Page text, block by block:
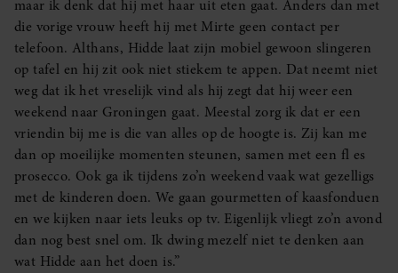
maar ik denk dat hij met haar uit eten gaat. Anders dan met
die vorige vrouw heeft hij met Mirte geen contact per
telefoon. Althans, Hidde laat zijn mobiel gewoon slingeren
op tafel en hij zit ook niet stiekem te appen. Dat neemt niet
weg dat ik het vreselijk vind als hij zegt dat hij weer een
weekend naar Groningen gaat. Meestal zorg ik dat er een
vriendin bij me is die van alles op de hoogte is. Zij kan me
dan op moeilijke momenten steunen, samen met een fl es
prosecco. Ook ga ik tijdens zo’n weekend vaak wat gezelligs
met de kinderen doen. We gaan gourmetten of kaasfonduen
en we kijken naar iets leuks op tv. Eigenlijk vliegt zo’n avond
dan nog best snel om. Ik dwing mezelf niet te denken aan
wat Hidde aan het doen is.”